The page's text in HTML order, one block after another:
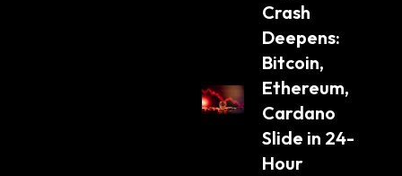
Crash
Deepens:
Bitcoin,
Ethereum,
Cardano
Slide in 24-
Hour